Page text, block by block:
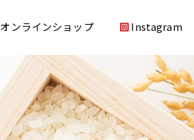
オンラインショップ Instagram